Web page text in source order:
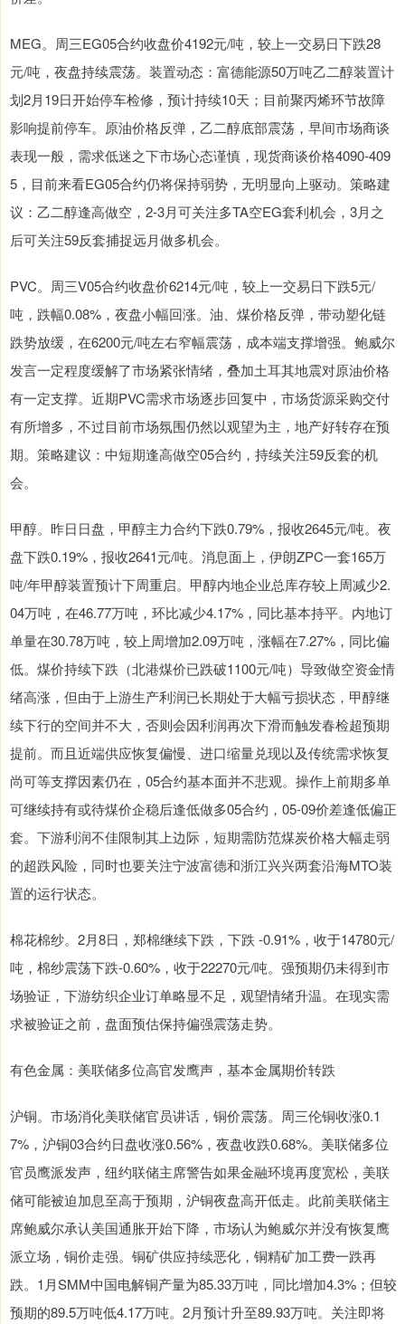
MEG。周三EG05合约收盘价4192元/吨，较上一交易日下跌28
元/吨，夜盘持续震荡。装置动态：富德能源50万吨乙二醇装置计
划2月19日开始停车检修，预计持续10天；目前聚丙烯环节故障
影响提前停车。原油价格反弹，乙二醇底部震荡，早间市场商谈
表现一般，需求低迷之下市场心态谨慎，现货商谈价格4090-409
5，目前来看EG05合约仍将保持弱势，无明显向上驱动。策略建
议：乙二醇逢高做空，2-3月可关注多TA空EG套利机会，3月之
后可关注59反套捕捉远月做多机会。
PVC。周三V05合约收盘价6214元/吨，较上一交易日下跌5元/
吨，跌幅0.08%，夜盘小幅回涨。油、煤价格反弹，带动塑化链
跌势放缓，在6200元/吨左右窄幅震荡，成本端支撑增强。鲍威尔
发言一定程度缓解了市场紧张情绪，叠加土耳其地震对原油价格
有一定支撑。近期PVC需求市场逐步回复中，市场货源采购交付
有所增多，不过目前市场氛围仍然以观望为主，地产好转存在预
期。策略建议：中短期逢高做空05合约，持续关注59反套的机
会。
甲醇。昨日日盘，甲醇主力合约下跌0.79%，报收2645元/吨。夜
盘下跌0.19%，报收2641元/吨。消息面上，伊朗ZPC一套165万
吨/年甲醇装置预计下周重启。甲醇内地企业总库存较上周减少2.
04万吨，在46.77万吨，环比减少4.17%，同比基本持平。内地订
单量在30.78万吨，较上周增加2.09万吨，涨幅在7.27%，同比偏
低。煤价持续下跌（北港煤价已跌破1100元/吨）导致做空资金情
绪高涨，但由于上游生产利润已长期处于大幅亏损状态，甲醇继
续下行的空间并不大，否则会因利润再次下滑而触发春检超预期
提前。而且近端供应恢复偏慢、进口缩量兑现以及传统需求恢复
尚可等支撑因素仍在，05合约基本面并不悲观。操作上前期多单
可继续持有或待煤价企稳后逢低做多05合约，05-09价差逢低偏正
套。下游利润不佳限制其上边际，短期需防范煤炭价格大幅走弱
的超跌风险，同时也要关注宁波富德和浙江兴兴两套沿海MTO装
置的运行状态。
棉花棉纱。2月8日，郑棉继续下跌，下跌 -0.91%，收于14780元/
吨，棉纱震荡下跌-0.60%，收于22270元/吨。强预期仍未得到市
场验证，下游纺织企业订单略显不足，观望情绪升温。在现实需
求被验证之前，盘面预估保持偏强震荡走势。
有色金属：美联储多位高官发鹰声，基本金属期价转跌
沪铜。市场消化美联储官员讲话，铜价震荡。周三伦铜收涨0.1
7%，沪铜03合约日盘收涨0.56%，夜盘收跌0.68%。美联储多位
官员鹰派发声，纽约联储主席警告如果金融环境再度宽松，美联
储可能被迫加息至高于预期，沪铜夜盘高开低走。此前美联储主
席鲍威尔承认美国通胀开始下降，市场认为鲍威尔并没有恢复鹰
派立场，铜价走强。铜矿供应持续恶化，铜精矿加工费一跌再
跌。1月SMM中国电解铜产量为85.33万吨，同比增加4.3%；但较
预期的89.5万吨低4.17万吨。2月预计升至89.93万吨。关注即将